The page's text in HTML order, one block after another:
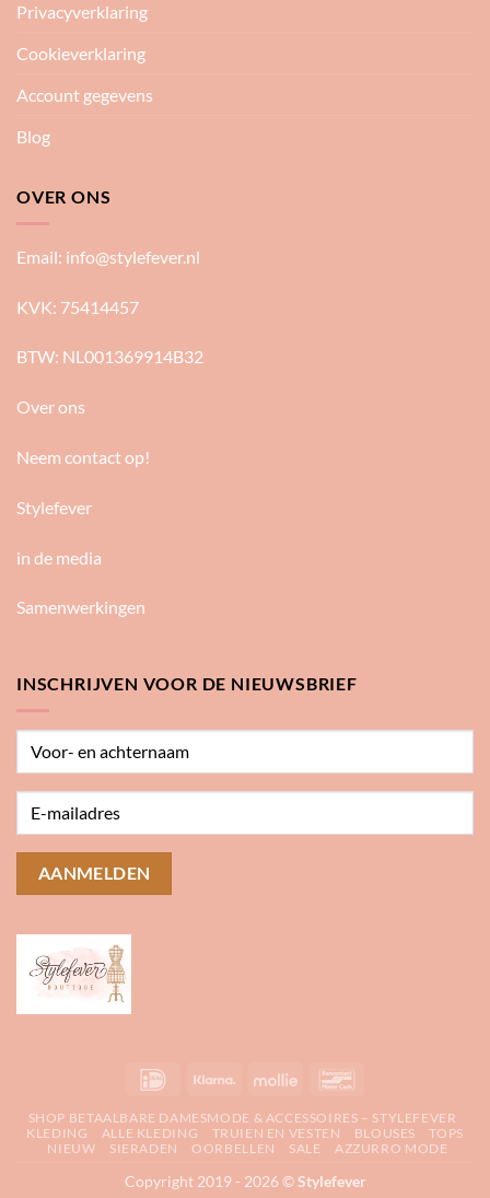
Privacyverklaring
Cookieverklaring
Account gegevens
Blog
OVER ONS
Email: info@stylefever.nl
KVK: 75414457
BTW: NL001369914B32
Over ons
Neem contact op!
Stylefever
in de media
Samenwerkingen
INSCHRIJVEN VOOR DE NIEUWSBRIEF
IDeal Klarna Mollie
SHOP BETAALBARE DAMESMODE & ACCESSOIRES – STYLEFEVER
KLEDING
ALLE KLEDING TRUIEN EN VESTEN BLOUSES
TOPS
NIEUW
SIERADEN OORBELLEN SALE AZZURRO MODE
Copyright 2019 - 2026 ©Stylefever